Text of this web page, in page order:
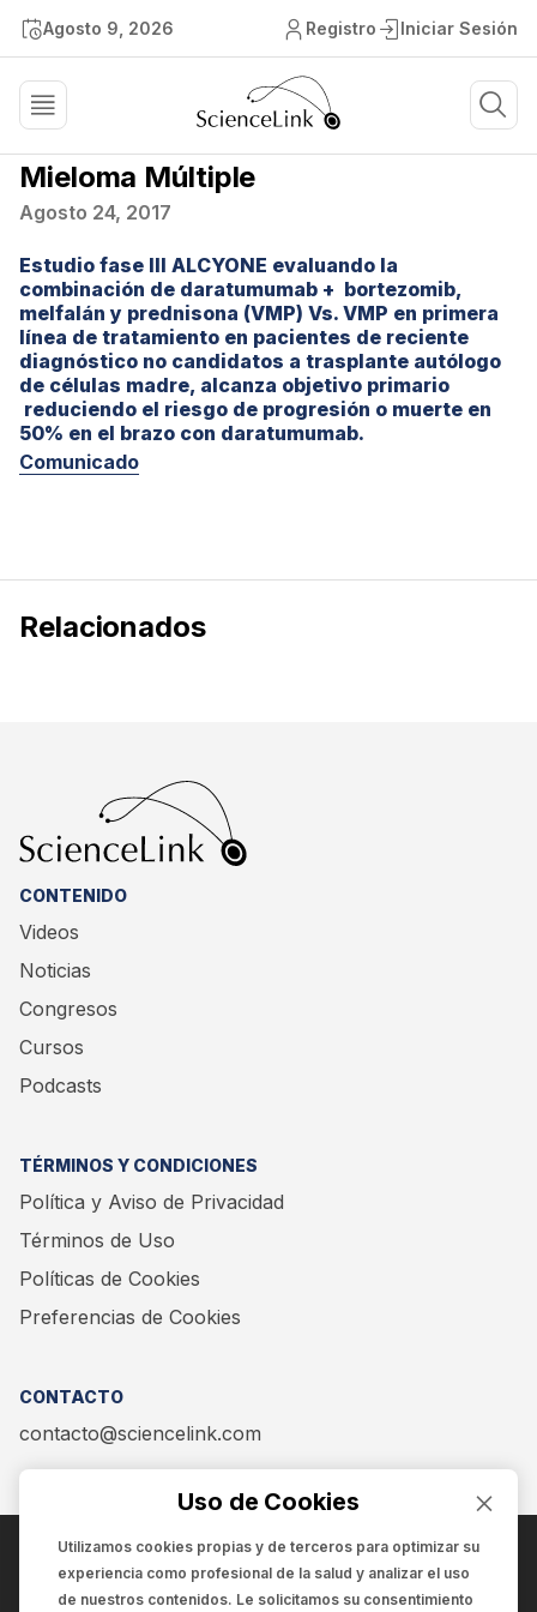
Agosto 9, 2026 Registro Iniciar Sesión
Mieloma Múltiple
Agosto 24, 2017
Estudio fase III ALCYONE evaluando la
combinación de daratumumab + bortezomib,
melfalán y prednisona (VMP) Vs. VMP en primera
línea de tratamiento en pacientes de reciente
diagnóstico no candidatos a trasplante autólogo
de células madre, alcanza objetivo primario
reduciendo el riesgo de progresión o muerte en
50% en el brazo con daratumumab.
Comunicado
Relacionados
CONTENIDO
Videos
Noticias
Congresos
Cursos
Podcasts
TÉRMINOS Y CONDICIONES
Política y Aviso de Privacidad
Términos de Uso
Políticas de Cookies
Preferencias de Cookies
CONTACTO
contacto@sciencelink.com
ENCUÉNTRANOS EN:
Uso de Cookies
Utilizamos cookies propias y de terceros para optimizar su
experiencia como profesional de la salud y analizar el uso
de nuestros contenidos. Le solicitamos su consentimiento